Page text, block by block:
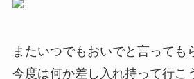
またいつでもおいでと言っても
今度は何か差し入れ持って行こ